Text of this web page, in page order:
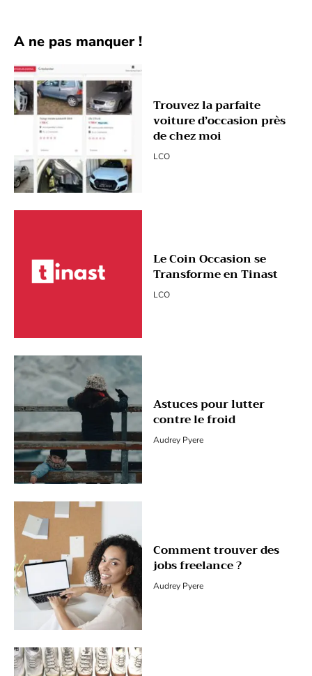
A ne pas manquer !
Trouvez la parfaite
voiture d’occasion près
de chez moi
LCO
Le Coin Occasion se
Transforme en Tinast
LCO
Astuces pour lutter
contre le froid
Audrey Pyere
Comment trouver des
jobs freelance ?
Audrey Pyere